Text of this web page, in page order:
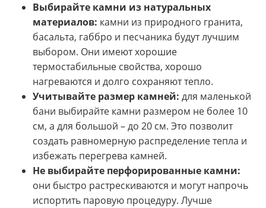
Выбирайте камни из натуральных
материалов: камни из природного гранита,
басальта, габбро и песчаника будут лучшим
выбором. Они имеют хорошие
термостабильные свойства, хорошо
нагреваются и долго сохраняют тепло.
Учитывайте размер камней: для маленькой
бани выбирайте камни размером не более 10
см, а для большой – до 20 см. Это позволит
создать равномерную распределение тепла и
избежать перегрева камней.
Не выбирайте перфорированные камни:
они быстро растрескиваются и могут напрочь
испортить паровую процедуру. Лучше